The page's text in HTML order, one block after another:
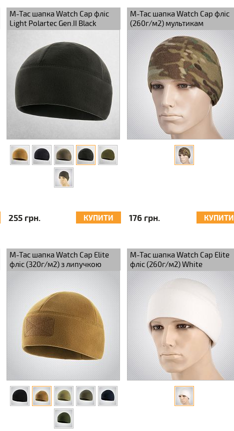
M-Tac шапка Watch Cap фліс
Light Polartec Gen.II Black
255 грн. КУПИТИ
M-Tac шапка Watch Cap фліс
(260г/м2) мультикам
176 грн. КУПИТИ
M-Tac шапка Watch Cap Elite
фліс (320г/м2) з липучкою
Coyote Brown
M-Tac шапка Watch Cap Elite
фліс (260г/м2) White